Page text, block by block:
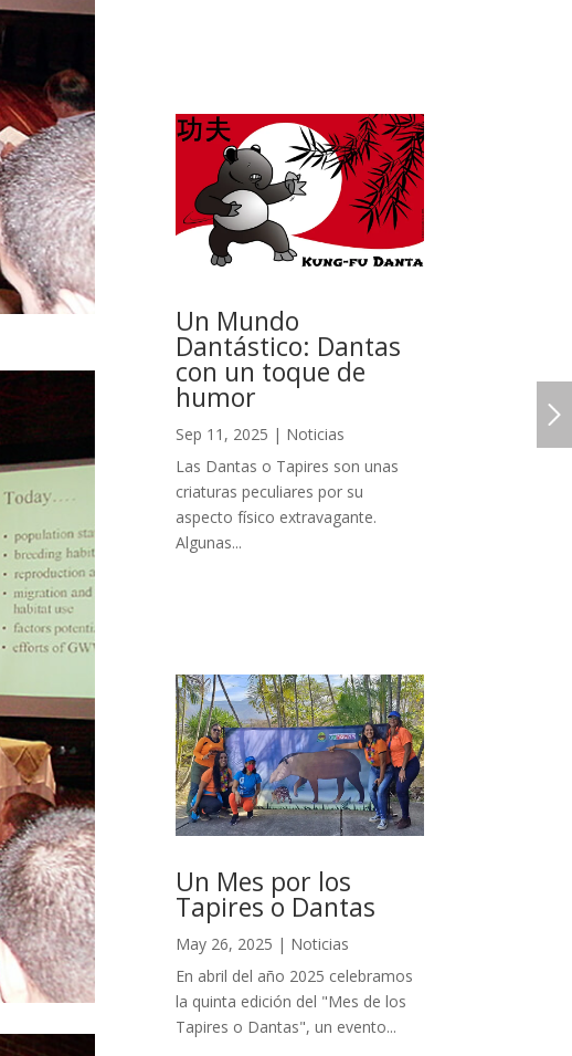
Un Mundo
Dantástico: Dantas
con un toque de
humor
Sep 11, 2025 | Noticias
Las Dantas o Tapires son unas
criaturas peculiares por su
aspecto físico extravagante.
Algunas...
Un Mes por los
Tapires o Dantas
May 26, 2025 | Noticias
En abril del año 2025 celebramos
la quinta edición del "Mes de los
Tapires o Dantas", un evento...